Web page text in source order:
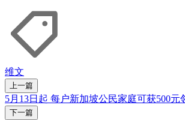
维文
上一篇
5月13日起 每户新加坡公民家庭可获500元
下一篇